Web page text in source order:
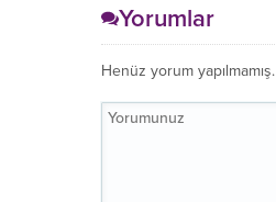
Yorumlar
Henüz yorum yapılmamış.